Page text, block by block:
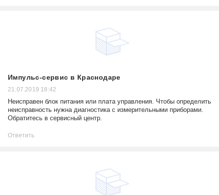
Импульс-сервис в Краснодаре
21.07.2019 18:42
Неисправен блок питания или плата управления. Чтобы определить
неисправность нужна диагностика с измерительными приборами.
Обратитесь в сервисный центр.
Ответить